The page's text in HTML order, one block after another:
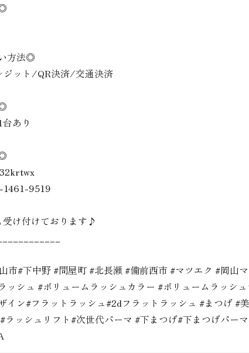
方法◎
ット/QR決済/交通決済
あり
9519
受け付けております♪
市#下中野 #問屋町 #北長瀬 #備前西市 #マツエク #岡山
ッシュ #ボリュームラッシュカラー #ボリュームラッシ
イン#フラットラッシュ#2dフラットラッシュ #まつげ #
ラッシュリフト#次世代パーマ #下まつげ#下まつげパー